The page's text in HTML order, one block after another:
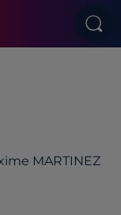
MARTINEZ